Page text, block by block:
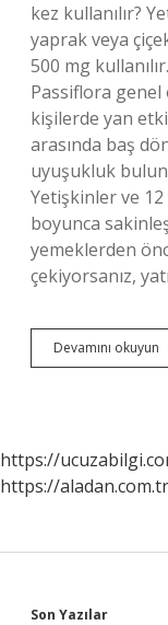
kez kullanılır?
yaprak veya
500 mg
Passiflora genel
kişilerde yan
arasında baş
uyuşukluk
Yetişkinler ve
boyunca
yemeklerden
çekiyorsanız,
Devamını okuyun
https://
https://aladan.com.tr
Son Yazılar